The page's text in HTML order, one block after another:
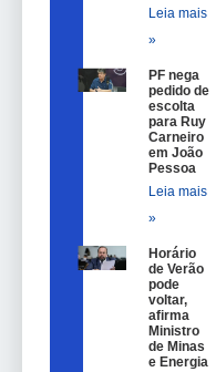
Leia mais
»
PF nega
pedido de
escolta
para Ruy
Carneiro
em João
Pessoa
Leia mais
»
Horário
de Verão
pode
voltar,
afirma
Ministro
de Minas
e Energia